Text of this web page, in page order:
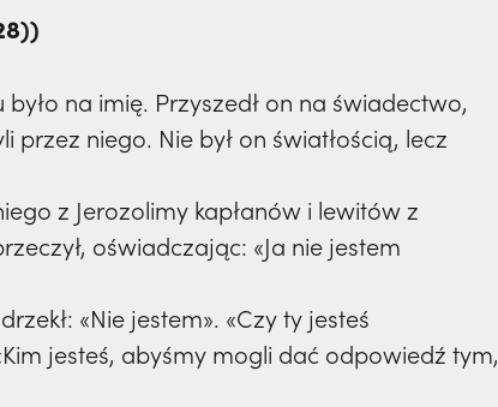
na imię. Przyszedł on na świadectwo,
niego. Nie był on światłością, lecz
z Jerozolimy kapłanów i lewitów z
oświadczając: «Ja nie jestem
«Nie jestem». «Czy ty jesteś
jesteś, abyśmy mogli dać odpowiedź tym,